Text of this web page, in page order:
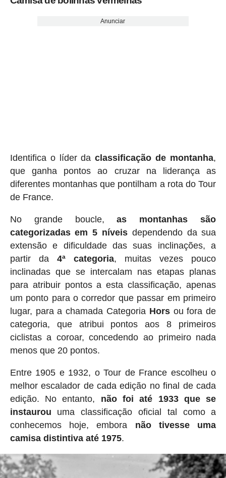
Anunciar
Identifica o líder daclassificação de montanha,
que ganha pontos ao cruzar na liderança as
diferentes montanhas que pontilham a rota do Tour
de France.
No grande boucle,as montanhas são
categorizadas em 5 níveisdependendo da sua
extensão e dificuldade das suas inclinações, a
partir da 4ª categoria, muitas vezes pouco
inclinadas que se intercalam nas etapas planas
para atribuir pontos a esta classificação, apenas
um ponto para o corredor que passar em primeiro
lugar, para a chamada Categoria Horsou fora de
categoria, que atribui pontos aos 8 primeiros
ciclistas a coroar, concedendo ao primeiro nada
menos que 20 pontos.
Entre 1905 e 1932, o Tour de France escolheu o
melhor escalador de cada edição no final de cada
edição. No entanto, não foi até 1933 que se
instaurou uma classificação oficial tal como a
conhecemos hoje, embora não tivesse uma
camisa distintiva até 1975.